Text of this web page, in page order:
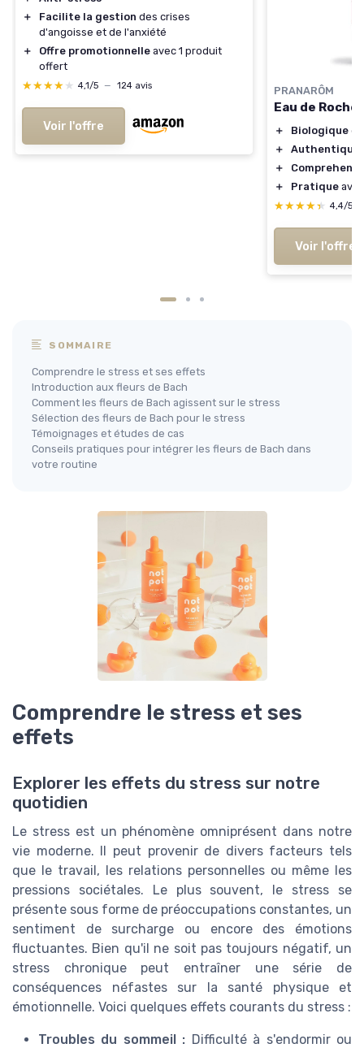
＋
Facilite la gestion des crises
d'angoisse et de l'anxiété
＋
Offre promotionnelle avec 1 produit
offert
★★★★★
★★★★★ 4,1/5 — 124 avis
Voir l'offre
PRANARÔM
Eau de Roche
＋ Biologique et
＋
Authentique
＋
＋
Pratique
★★★★★
★★★★★ 4,4/5
Voir l'offre
SOMMAIRE
Comprendre le stress et ses effets
Introduction aux fleurs de Bach
Comment les fleurs de Bach agissent sur le stress
Sélection des fleurs de Bach pour le stress
Témoignages et études de cas
Conseils pratiques pour intégrer les fleurs de Bach dans
votre routine
Comprendre le stress et ses
effets
Explorer les effets du stress sur notre
quotidien
Le stress est un phénomène omniprésent dans notre
vie moderne. Il peut provenir de divers facteurs tels
que le travail, les relations personnelles ou même les
pressions sociétales. Le plus souvent, le stress se
présente sous forme de préoccupations constantes, un
sentiment de surcharge ou encore des émotions
fluctuantes. Bien qu'il ne soit pas toujours négatif, un
stress chronique peut entraîner une série de
conséquences néfastes sur la santé physique et
émotionnelle. Voici quelques effets courants du stress :
Troubles du sommeil : Difficulté à s'endormir ou